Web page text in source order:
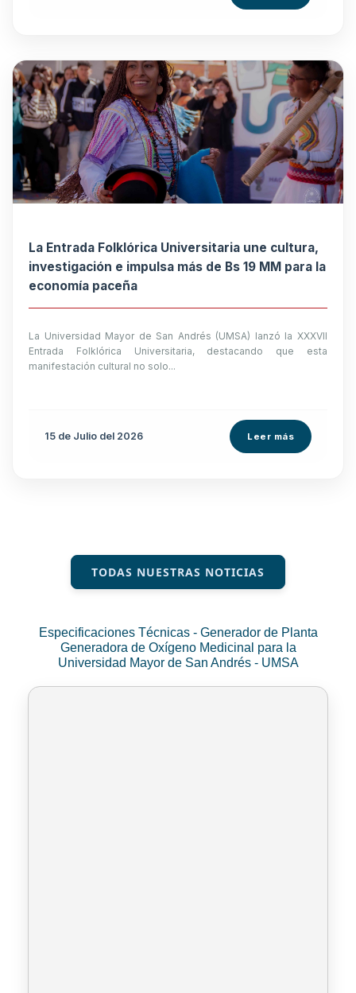
La Entrada Folklórica Universitaria une cultura,
investigación e impulsa más de Bs 19 MM para la
economía paceña
La Universidad Mayor de San Andrés (UMSA) lanzó la XXXVII
Entrada Folklórica Universitaria, destacando que esta
manifestación cultural no solo...
15 de Julio del 2026 Leer más
TODAS NUESTRAS NOTICIAS
Especificaciones Técnicas - Generador de Planta
Generadora de Oxígeno Medicinal para la
Universidad Mayor de San Andrés - UMSA